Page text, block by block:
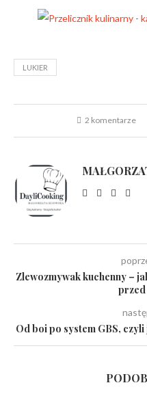
LUKIER
2 komentarze
Zlewozmywak kuchenny –
przed
Od boi po system GBS,